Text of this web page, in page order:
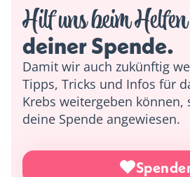
Hilf uns beim
deiner Spende.
Damit wir auch zukünftig
Tipps, Tricks und Infos für
Krebs weitergeben können,
deine Spende angewiesen.